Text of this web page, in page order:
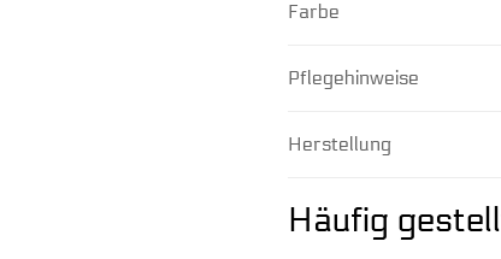
Farbe
Pflegehinweise
Herstellung
Häufig